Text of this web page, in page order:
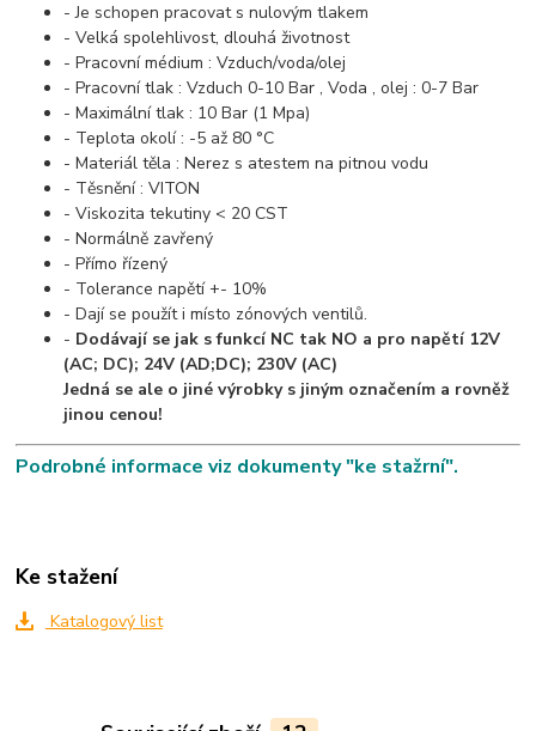
- Je schopen pracovat s nulovým tlakem
- Velká spolehlivost, dlouhá životnost
- Pracovní médium : Vzduch/voda/olej
- Pracovní tlak : Vzduch 0-10 Bar , Voda , olej : 0-7 Bar
- Maximální tlak : 10 Bar (1 Mpa)
- Teplota okolí : -5 až 80 °C
- Materiál těla : Nerez s atestem na pitnou vodu
- Těsnění : VITON
- Viskozita tekutiny < 20 CST
- Normálně zavřený
- Přímo řízený
- Tolerance napětí +- 10%
- Dají se použít i místo zónových ventilů.
- Dodávají se jak s funkcí NC tak NO a pro napětí 12V
(AC; DC); 24V (AD;DC); 230V (AC)
Jedná se ale o jiné výrobky s jiným označením a rovněž
jinou cenou!
Podrobné informace viz dokumenty "ke stažrní".
Ke stažení
Katalogový list